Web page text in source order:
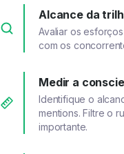
Alcance da
Avaliar os
com os
Medir a
Identifique o
mentions. Filtre o
importante.